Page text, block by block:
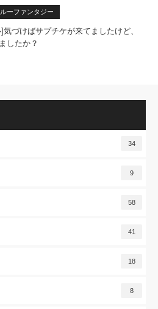
ーファンタジー
気づけばサプチケが来てましたけど、
したか？
34
9
58
41
18
8